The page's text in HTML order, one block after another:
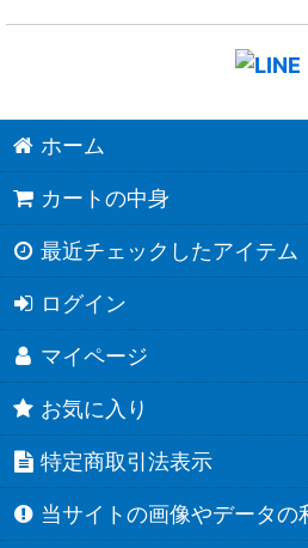
ホーム
カートの中身
最近チェックしたアイテム
ログイン
マイページ
お気に入り
特定商取引法表示
当サイトの画像やデータの